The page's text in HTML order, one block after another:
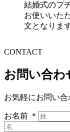
結婚式のプ
お使いいた
文となります
CONTACT
お問い合わ
お気軽にお問い
お名前 ＊